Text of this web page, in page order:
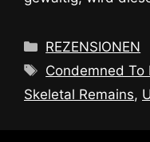
Kategorien
REZENSIONEN
Schlagwörter
Condemned To
Skeletal Remains,